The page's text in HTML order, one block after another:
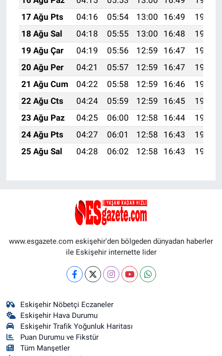
17 Ağu Pts
04:16 05:54 13:00 16:49
19:56
18 Ağu Sal
04:18 05:55 13:00 16:48
19:54
19 Ağu Çar
04:19 05:56 12:59 16:47
19:53
20 Ağu Per
04:21 05:57 12:59 16:47
19:51
21 Ağu Cum
04:22 05:58 12:59 16:46
19:50
22 Ağu Cts
04:24 05:59 12:59 16:45
19:48
23 Ağu Paz
04:25 06:00 12:58 16:44
19:47
24 Ağu Pts
04:27 06:01 12:58 16:43
19:45
25 Ağu Sal
04:28 06:02 12:58 16:43 19:44
www.esgazete.com eskişehir'den bölgeden dünyadan haberler
ile Eskişehir internette lider
Eskişehir Nöbetçi Eczaneler
Eskişehir Hava Durumu
Eskişehir Trafik Yoğunluk Haritası
Puan Durumu ve Fikstür
Tüm Manşetler